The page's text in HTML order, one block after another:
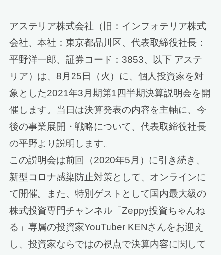
アステリア株式会社（旧：インフォテリア株式
会社、本社：東京都品川区、代表取締役社長：
平野洋一郎、証券コード：3853、以下 アステ
リア）は、8月25日（火）に、個人投資家を対
象とした2021年3月期第1四半期決算説明会を開
催します。当日は決算発表の内容を主軸に、今
後の事業展開・戦略について、代表取締役社長
の平野より説明します。
この説明会は前回（2020年5月）に引き続き、
新型コロナ感染防止対策として、オンラインに
て開催。また、特別ゲストとして国内最大級の
株式投資専門チャンネル「Zeppy投資ちゃんね
る」専属の投資家YouTuber KENさんをお迎え
し、投資家ならではの視点で決算内容に関して